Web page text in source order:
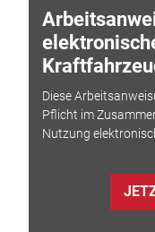
Diese
Pflicht im
Nutzung